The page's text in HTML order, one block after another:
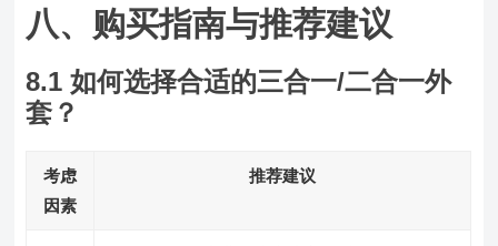
八、购买指南与推荐建议
8.1 如何选择合适的三合一/二合一外
套？
考虑
因素
推荐建议